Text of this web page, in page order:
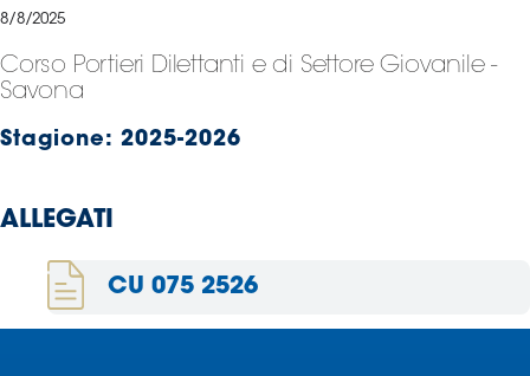
Serie
Femminile
Museo
Calcio
I
delle
nazionali
Assicurazione
8/8/2025
Corso Portieri Dilettanti e di Settore Giovanile -
Savona
Stagione: 2025-2026
ALLEGATI
CU 075 2526